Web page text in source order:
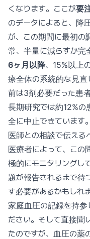
くなります。ここが要
のデータによると、降
が、この期間に最初の
常、半量に減らすか完
6ヶ月以降、15%以上
療全体の系統的な見直
前は3剤必要だった患
長期研究では約12%
全に中止できています。
医師との相談で伝える
医療者によって、この
極的にモニタリングし
題が報告されるまで待
す必要があるかもしれ
家庭血圧の記録を持参
ださい。そして直接聞
たのですが、血圧の薬